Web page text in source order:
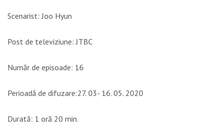
Scenarist: Joo Hyun
Post de televiziune: JTBC
Număr de episoade: 16
Perioadă de difuzare:27. 03- 16. 05. 2020
Durată: 1 oră 20 min.